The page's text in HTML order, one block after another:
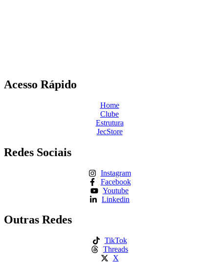
Acesso Rápido
Home
Clube
Estrutura
JecStore
Redes Sociais
Instagram
Facebook
Youtube
Linkedin
Outras Redes
TikTok
Threads
X